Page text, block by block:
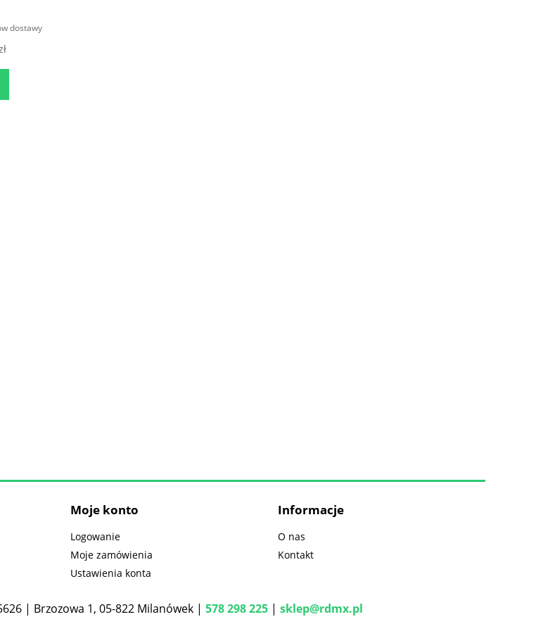
dostawy
Moje konto
Logowanie
Moje zamówienia
Ustawienia konta
Informacje
O nas
Kontakt
| Brzozowa 1, 05-822 Milanówek | 578 298 225| sklep@rdmx.pl